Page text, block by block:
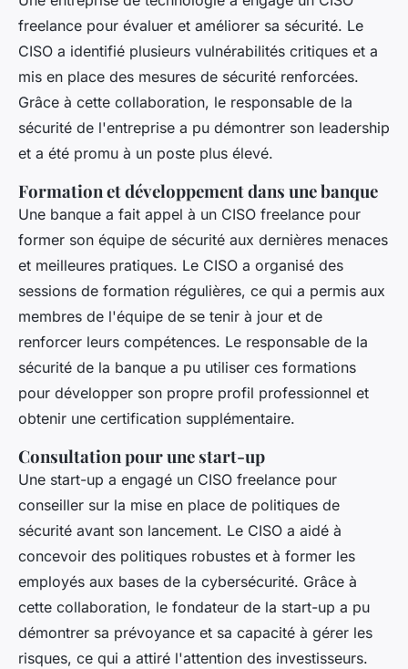
freelance pour évaluer et améliorer sa sécurité. Le
CISO a identifié plusieurs vulnérabilités critiques et a
mis en place des mesures de sécurité renforcées.
Grâce à cette collaboration, le responsable de la
sécurité de l'entreprise a pu démontrer son leadership
et a été promu à un poste plus élevé.
Formation et développement dans une banque
Une banque a fait appel à un CISO freelance pour
former son équipe de sécurité aux dernières menaces
et meilleures pratiques. Le CISO a organisé des
sessions de formation régulières, ce qui a permis aux
membres de l'équipe de se tenir à jour et de
renforcer leurs compétences. Le responsable de la
sécurité de la banque a pu utiliser ces formations
pour développer son propre profil professionnel et
obtenir une certification supplémentaire.
Consultation pour une start-up
Une start-up a engagé un CISO freelance pour
conseiller sur la mise en place de politiques de
sécurité avant son lancement. Le CISO a aidé à
concevoir des politiques robustes et à former les
employés aux bases de la cybersécurité. Grâce à
cette collaboration, le fondateur de la start-up a pu
démontrer sa prévoyance et sa capacité à gérer les
risques, ce qui a attiré l'attention des investisseurs.